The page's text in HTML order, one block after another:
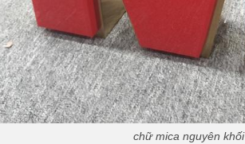
chữ mica nguyên khối